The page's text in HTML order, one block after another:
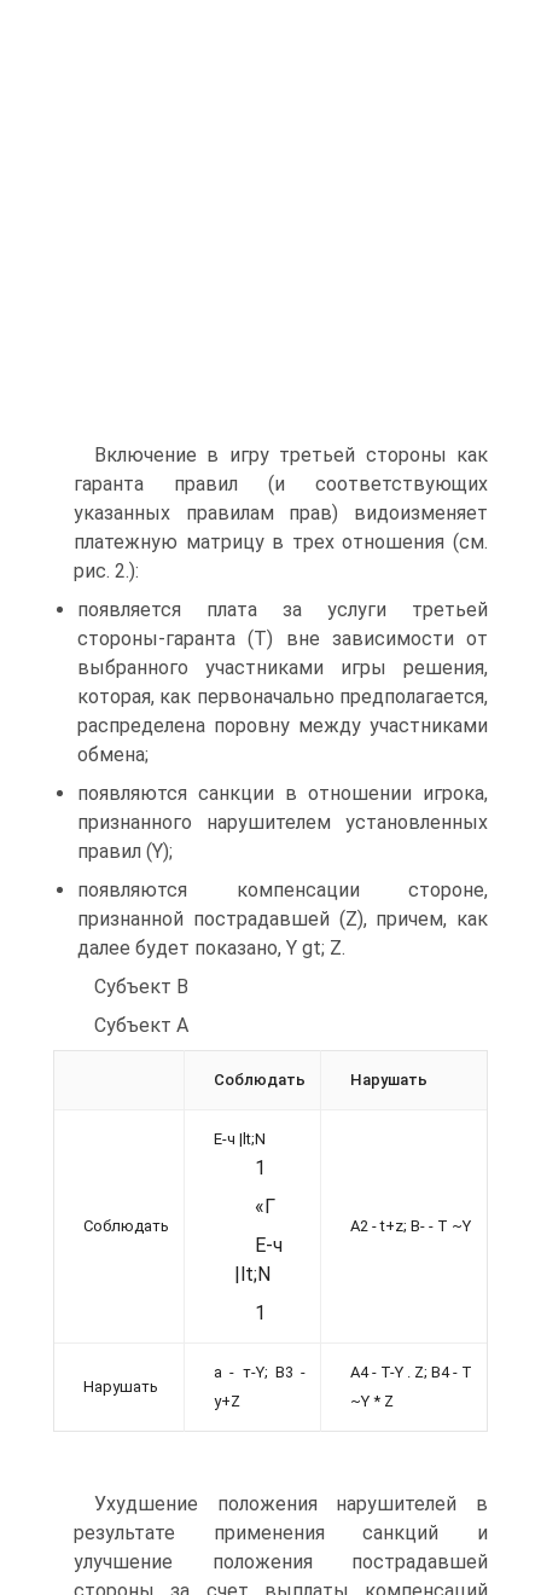
Включение в игру третьей стороны как
гаранта правил (и соответствующих
указанных правилам прав) видоизменяет
платежную матрицу в трех отношения (см.
рис. 2.):
появляется плата за услуги третьей
стороны-гаранта (T) вне зависимости от
выбранного участниками игры решения,
которая, как первоначально предполагается,
распределена поровну между участниками
обмена;
появляются санкции в отношении игрока,
признанного нарушителем установленных
правил (Y);
появляются компенсации стороне,
признанной пострадавшей (Z), причем, как
далее будет показано, Y gt; Z.
Субъект B
Субъект А
Соблюдать Нарушать
Соблюдать
E-ч |lt;N
1
«Г
E-ч
|lt;N
1
A2 - t+z; B- - T ~Y
Нарушать
a - т-Y; B3 -
у+Z
A4 - T-Y . Z; B4 - T
~Y * Z
Ухудшение положения нарушителей в
результате применения санкций и
улучшение положения пострадавшей